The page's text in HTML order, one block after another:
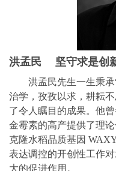
洪孟民 坚守求是创
洪孟民先生一生秉
治学，孜孜以求，耕耘
了令人瞩目的成果。他
金霉素的高产提供了理
克隆水稻品质基因
表达调控的开创性工作
大的促进作用。